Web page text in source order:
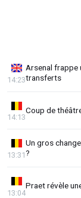
Arsenal frappe
transferts
14:23
Coup de
14:13
Un gros
?
13:31
Praet révèle
13:04